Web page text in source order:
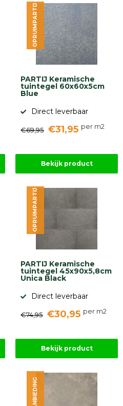
PARTIJ Keramische
tuintegel 60x60x5cm
Blue
Direct leverbaar
€69,95 €31,95 per m2
OPRUIMPARTIJ
Bekijk product
PARTIJ Keramische
tuintegel 45x90x5,8cm
Unica Black
Direct leverbaar
€74,95 €30,95 per m2
OPRUIMPARTIJ
Bekijk product
AANBIEDING